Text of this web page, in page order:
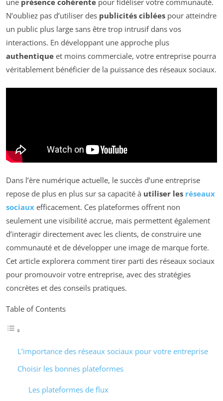
une présence cohérente pour fidéliser votre communauté.
N’oubliez pas d’utiliser des publicités ciblées pour atteindre
un public plus large sans être trop intrusif dans vos
interactions. En développant une approche plus
authentique et moins commerciale, votre entreprise pourra
véritablement bénéficier de la puissance des réseaux sociaux.
Dans l’ère numérique actuelle, le succès d’une entreprise
repose de plus en plus sur sa capacité à utiliser les réseaux
sociaux efficacement. Ces plateformes offrent non
seulement une visibilité accrue, mais permettent également
d’interagir directement avec les clients, de construire une
communauté et de développer une image de marque forte.
Cet article explorera comment tirer parti des réseaux sociaux
pour promouvoir votre entreprise, avec des stratégies
concrètes et des conseils pratiques.
Table of Contents
L’importance des réseaux sociaux pour votre entreprise
Choisir les bonnes plateformes
Les plateformes de flux